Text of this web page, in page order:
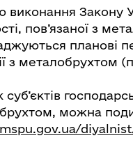
виконання Закону
пов’язаної з
планові
з металобрухтом
суб’єктів
можна